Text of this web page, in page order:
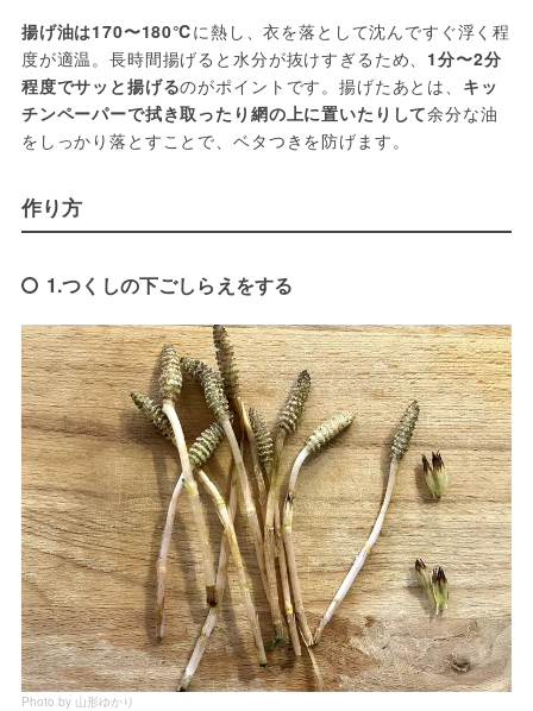
揚げ油は170〜180℃に熱し、衣を落として沈んですぐ浮く程
度が適温。長時間揚げると水分が抜けすぎるため、 1分〜2分
程度でサッと揚げるのがポイントです。揚げたあとは、 キッ
チンペーパーで拭き取ったり網の上に置いたりして余分な油
をしっかり落とすことで、ベタつきを防げます。
作り方
1.つくしの下ごしらえをする
Photo by 山形ゆかり